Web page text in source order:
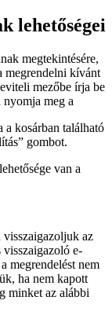
lehetőségei
megtekintésére,
megrendelni kívánt
mezőbe írja be
nyomja meg a
kosárban található
gombot.
van a
visszaigazoljuk az
e-
megrendelést nem
ha nem kapott
minket az alábbi